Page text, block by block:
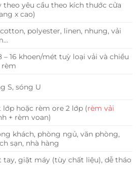
theo yêu cầu theo kích thước cửa
x cao)
polyester, linen, nhung, vải
– 16 khoen/mét tuỳ loại vải và chiều
rèm
S, sóng U
lớp hoặc rèm ore 2 lớp (rèm vải
+ rèm voan)
khách, phòng ngủ, văn phòng,
sạn, nhà hàng
tay, giặt máy (tùy chất liệu), dễ tháo